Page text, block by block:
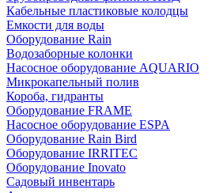
Кабельные пластиковые колодцы
Емкости для воды
Оборудование Rain
Водозаборные колонки
Насосное оборудование AQUARIO
Микрокапельный полив
Короба, гидранты
Оборудование FRAME
Насосное оборудование ESPA
Оборудование Rain Bird
Оборудование IRRITEC
Оборудование Inovato
Садовый инвентарь